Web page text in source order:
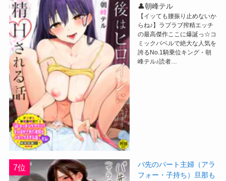
👤朝峰テル
【イッても腰振り止めないか
らね♪】ラブラブ搾精エッチ
の最高傑作ここに爆誕っ☆コ
ミックバベルで絶大な人気を
誇るNo.1騎乗位キング・朝
峰テル♪読者…
7位
バ先のパート主婦（アラ
フォー・子持ち）旦那も